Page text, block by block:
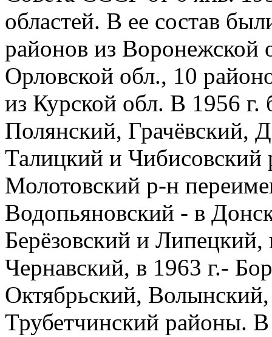
областей. В ее состав
районов из Воронежской
Орловской обл., 10
из Курской обл. В 1956
Полянский, Грачёвский,
Талицкий и
Молотовский р-н
Водопьяновский - в
Берёзовский и
Чернавский, в 1963 г.-
Октябрьский,
Трубетчинский районы. В